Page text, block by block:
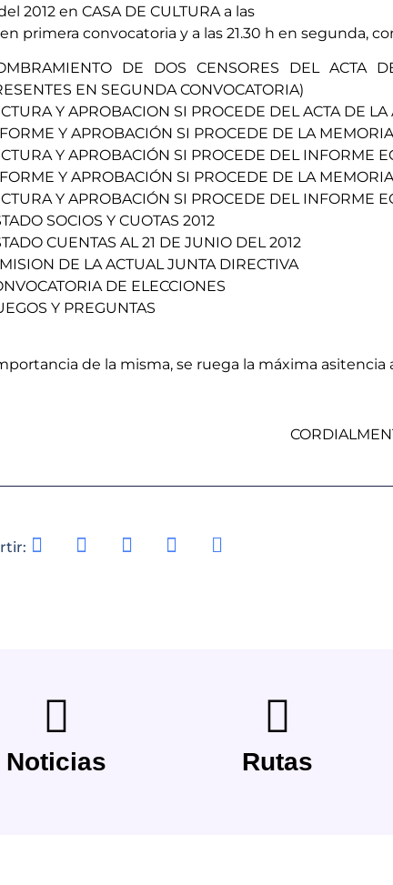
2012 en CASA DE CULTURA a las
primera convocatoria y a las 21.30 h en segunda,
DE DOS CENSORES DEL ACTA
EN SEGUNDA CONVOCATORIA)
Y APROBACION SI PROCEDE DEL ACTA DE
Y APROBACIÓN SI PROCEDE DE LA
Y APROBACIÓN SI PROCEDE DEL INFORME
Y APROBACIÓN SI PROCEDE DE LA
Y APROBACIÓN SI PROCEDE DEL INFORME
SOCIOS Y CUOTAS 2012
CUENTAS AL 21 DE JUNIO DEL 2012
DE LA ACTUAL JUNTA DIRECTIVA
DE ELECCIONES
Y PREGUNTAS
de la misma, se ruega la máxima asitencia
Noticias Rutas